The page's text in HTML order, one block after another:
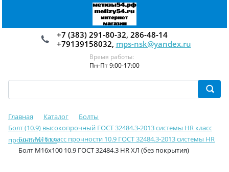
+7 (383) 291-80-32, 286-48-14
+79139158032, mps-nsk@yandex.ru
Время работы:
Пн-Пт 9:00-17:00
Главная Каталог
Болты
Болт (10.9) высокопрочный ГОСТ 32484.3-2013 системы HR класс
прочности 10.9
Болт М16 класс прочности 10.9 ГОСТ 32484.3-2013 системы HR
Болт М16х100 10.9 ГОСТ 32484.3 HR ХЛ (без покрытия)